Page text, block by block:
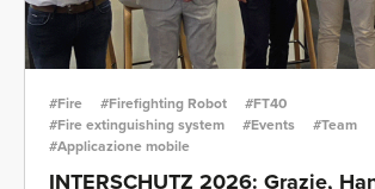
#Fire #Firefighting Robot
#FT40
#Fire extinguishing system
#Events
#Team
#Applicazione mobile
INTERSCHUTZ 2026: Grazie,